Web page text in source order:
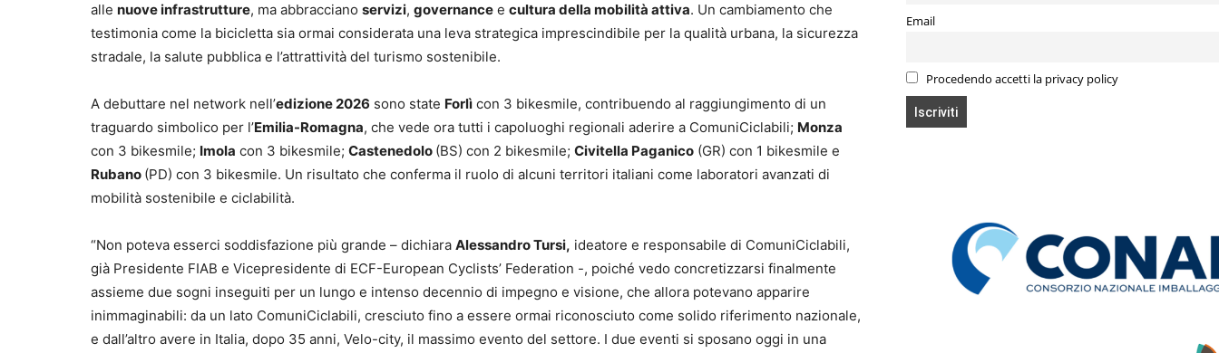
alle nuove infrastrutture, ma abbracciano servizi, governance e cultura della mobilità attiva. Un cambiamento che
testimonia come la bicicletta sia ormai considerata una leva strategica imprescindibile per la qualità urbana, la sicurezza
stradale, la salute pubblica e l’attrattività del turismo sostenibile.
A debuttare nel network nell’edizione 2026 sono state Forlì con 3 bikesmile, contribuendo al raggiungimento di un
traguardo simbolico per l’Emilia-Romagna, che vede ora tutti i capoluoghi regionali aderire a ComuniCiclabili; Monza
con 3 bikesmile; Imola con 3 bikesmile; Castenedolo (BS) con 2 bikesmile; Civitella Paganico (GR) con 1 bikesmile e
Rubano (PD) con 3 bikesmile. Un risultato che conferma il ruolo di alcuni territori italiani come laboratori avanzati di
mobilità sostenibile e ciclabilità.
“Non poteva esserci soddisfazione più grande – dichiara Alessandro Tursi, ideatore e responsabile di ComuniCiclabili,
già Presidente FIAB e Vicepresidente di ECF-European Cyclists’ Federation -, poiché vedo concretizzarsi finalmente
assieme due sogni inseguiti per un lungo e intenso decennio di impegno e visione, che allora potevano apparire
inimmaginabili: da un lato ComuniCiclabili, cresciuto fino a essere ormai riconosciuto come solido riferimento nazionale,
e dall’altro avere in Italia, dopo 35 anni, Velo-city, il massimo evento del settore. I due eventi si sposano oggi in una
Email
Procedendo accetti la privacy policy